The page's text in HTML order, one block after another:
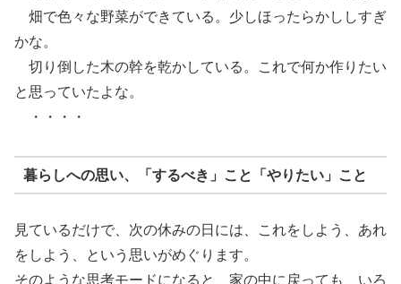
畑で色々な野菜ができている。少しほったらかししすぎ
かな。
切り倒した木の幹を乾かしている。これで何か作りたい
と思っていたよな。
・・・・
暮らしへの思い、「するべき」こと「やりたい」こと
見ているだけで、次の休みの日には、これをしよう、あれ
をしよう、という思いがめぐります。
そのような思考モードになると、家の中に戻っても、いろ